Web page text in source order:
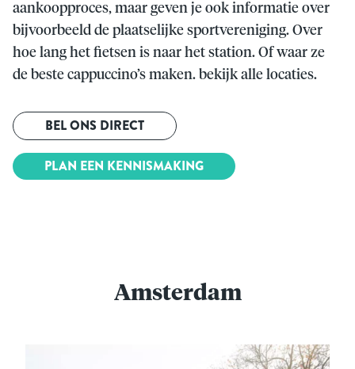
aankoopproces, maar geven je ook informatie over
bijvoorbeeld de plaatselijke sportvereniging. Over
hoe lang het fietsen is naar het station. Of waar ze
de beste cappuccino’s maken. bekijk alle locaties.
BEL ONS DIRECT
PLAN EEN KENNISMAKING
Amsterdam